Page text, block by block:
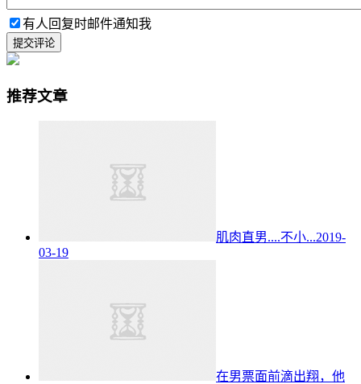
有人回复时邮件通知我
提交评论
推荐文章
肌肉直男....不小...2019-
03-19
在男票面前滴出翔，他